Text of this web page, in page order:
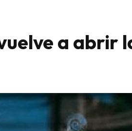
a abrir